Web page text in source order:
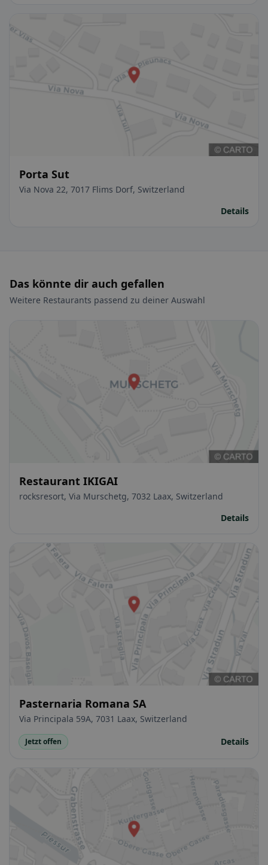
Porta Sut
Via Nova 22, 7017 Flims Dorf, Switzerland
Details
Das könnte dir auch gefallen
Weitere Restaurants passend zu deiner Auswahl
Restaurant IKIGAI
rocksresort, Via Murschetg, 7032 Laax, Switzerland
Details
Pasternaria Romana SA
Via Principala 59A, 7031 Laax, Switzerland
Jetzt offen Details